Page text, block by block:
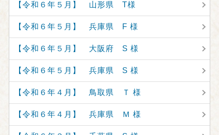
【令和６年５月】 山形県 T様
【令和６年５月】 兵庫県 F 様
【令和６年５月】 大阪府 S 様
【令和６年５月】 兵庫県 S 様
【令和６年４月】 鳥取県 Ｔ 様
【令和６年４月】 兵庫県 Ｍ 様